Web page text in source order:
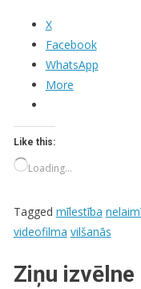
X
Facebook
WhatsApp
More
Like this:
Loading…
Tagged mīlestība
videofilma vilšanās
Ziņu izvēlne